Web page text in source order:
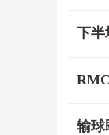
下半
输球